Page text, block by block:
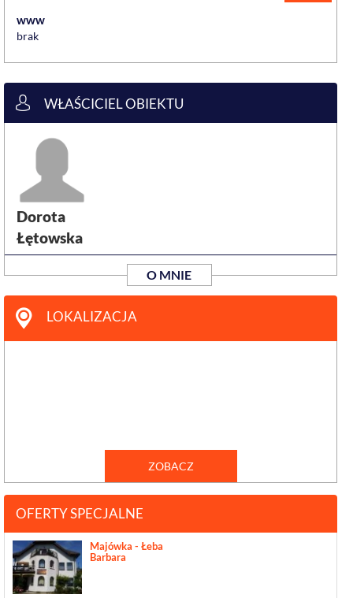
www
brak
WŁAŚCICIEL OBIEKTU
Dorota
Łętowska
O MNIE
LOKALIZACJA
ZOBACZ
OFERTY SPECJALNE
Majówka - Łeba
Barbara